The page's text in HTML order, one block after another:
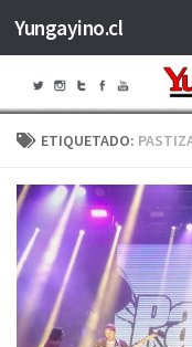
Saltar al contenido
Yungayino.cl
ETIQUETADO: